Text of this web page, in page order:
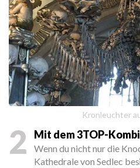
Kronleuchter
2 Mit dem 3TOP-
Wenn du nicht nur die
Kathedrale von Sedlec